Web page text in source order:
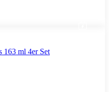
163 ml 4er Set